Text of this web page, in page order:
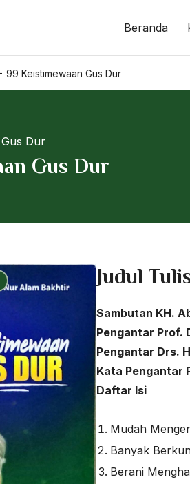
Beranda
99 Keistimewaan Gus Dur
Dur
Gus Dur
Judul
Sambutan KH.
Pengantar Prof.
Pengantar Drs.
Kata Pengantar
Daftar Isi
Mudah
Banyak
Berani